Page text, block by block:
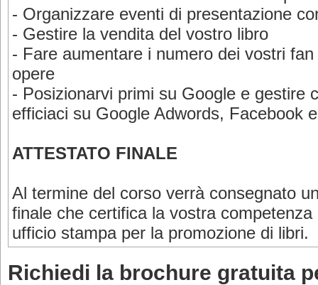
- Organizzare eventi di presentazione
- Gestire la vendita del vostro libro
- Fare aumentare i numero dei vostri
opere
- Posizionarvi primi su Google e gestire
efficiaci su Google Adwords,
ATTESTATO FINALE
Al termine del corso verrà consegnato
finale che certifica la vostra
ufficio stampa per la promozione di libri.
Richiedi la brochure gratuita